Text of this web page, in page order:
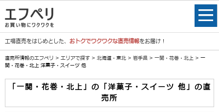
工場直売をはじめとした、 おトクでワクワクな直売情報をお届け！
直売所情報のエフペリ > エリアで探す > 北海道・東北 > 岩手県 > 一関・花巻・北上 > 一
関・花巻・北上 洋菓子・スイーツ 他
「一関・花巻・北上」の「洋菓子・スイーツ 他」の直
売所